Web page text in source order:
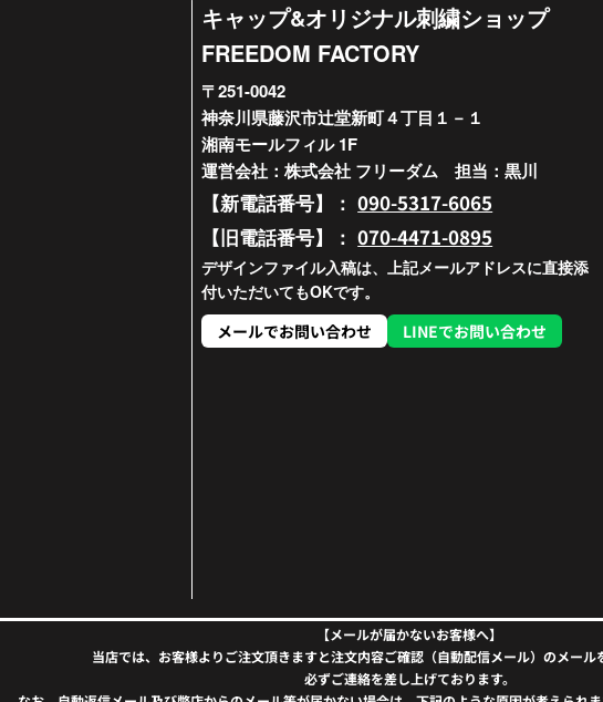
キャップ&オリジナル刺繍ショップ
FREEDOM FACTORY
〒251-0042
神奈川県藤沢市辻堂新町４丁目１－１
湘南モールフィル 1F
運営会社：株式会社 フリーダム 担当：黒川
【新電話番号】：090-5317-6065
【旧電話番号】：070-4471-0895
デザインファイル入稿は、上記メールアドレスに直接添
付いただいてもOKです。
メールでお問い合わせ
LINEでお問い合わせ
【メールが届かないお客様へ】
当店では、お客様よりご注文頂きますと注文内容ご確認（自動配信メール）のメール
必ずご連絡を差し上げております。